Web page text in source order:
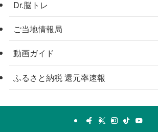
Dr.脳トレ
ご当地情報局
動画ガイド
ふるさと納税 還元率速報